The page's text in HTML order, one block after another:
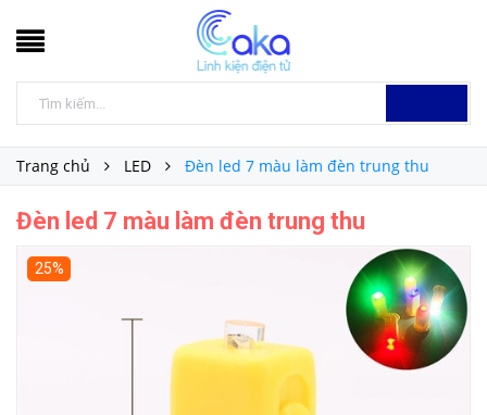
Trang chủ LED Đèn led 7 màu làm đèn trung thu
Đèn led 7 màu làm đèn trung thu
25%